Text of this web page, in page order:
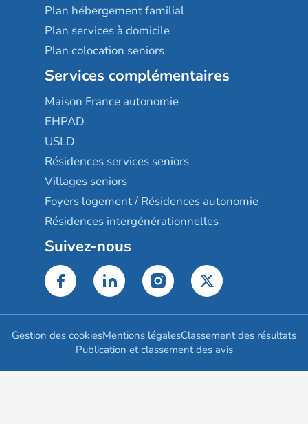
Plan hébergement familial
Plan services à domicile
Plan colocation seniors
Services complémentaires
Maison France autonomie
EHPAD
USLD
Résidences services seniors
Villages seniors
Foyers logement / Résidences autonomie
Résidences intergénérationnelles
Suivez-nous
Gestion des cookiesMentions légalesClassement des résultats
Publication et classement des avis